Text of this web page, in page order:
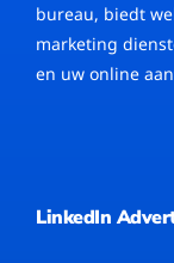
bureau, biedt
marketing
en uw online
LinkedIn